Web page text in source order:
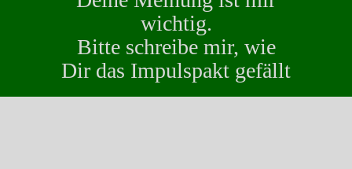
wichtig.
Bitte schreibe mir, wie
Dir das Impulspakt gefällt